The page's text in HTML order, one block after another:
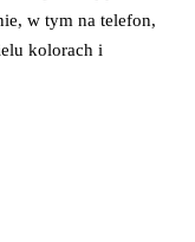
w tym na telefon,
kolorach i